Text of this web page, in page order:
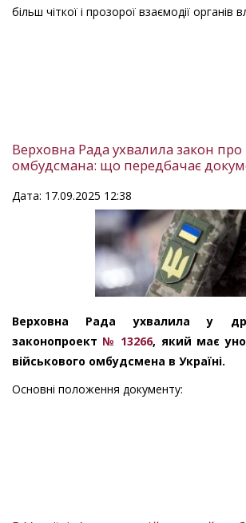
більш чіткої і прозорої взаємодії органів
Верховна Рада ухвалила закон про
омбудсмана: що передбачає
Дата: 17.09.2025 12:38
Верховна Рада ухвалила у
законопроект № 13266, який має
військового омбудсмена в Україні.
Основні положення документу: